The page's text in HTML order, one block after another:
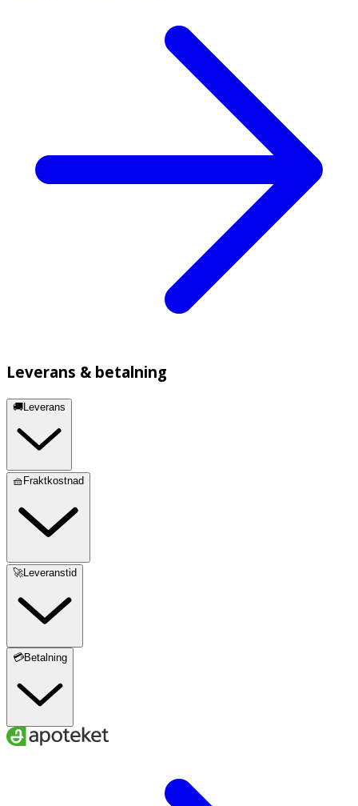
Leverans & betalning
🚚Leverans
🧺Fraktkostnad
🚀Leveranstid
💳Betalning